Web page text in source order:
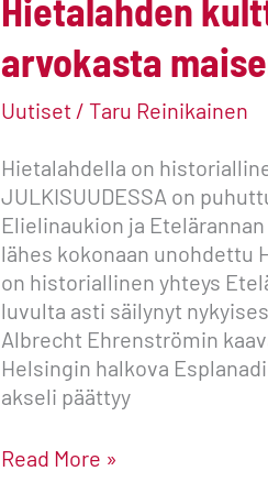
Hietalahden
arvokasta
Uutiset /Taru Reinikainen
Hietalahdella on
JULKISUUDESSA on
Elielinaukion ja
lähes kokonaan unohdettu
on historiallinen yhteys
luvulta asti säilynyt
Albrecht Ehrenströmin
Helsingin halkova
akseli päättyy
Read More »